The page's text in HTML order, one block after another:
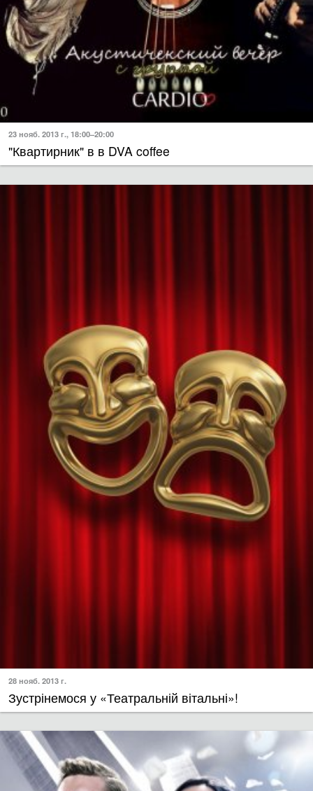
23 нояб. 2013 г., 18:00–20:00
"Квартирник" в в DVA coffee
28 нояб. 2013 г.
Зустрінемося у «Театральній вітальні»!